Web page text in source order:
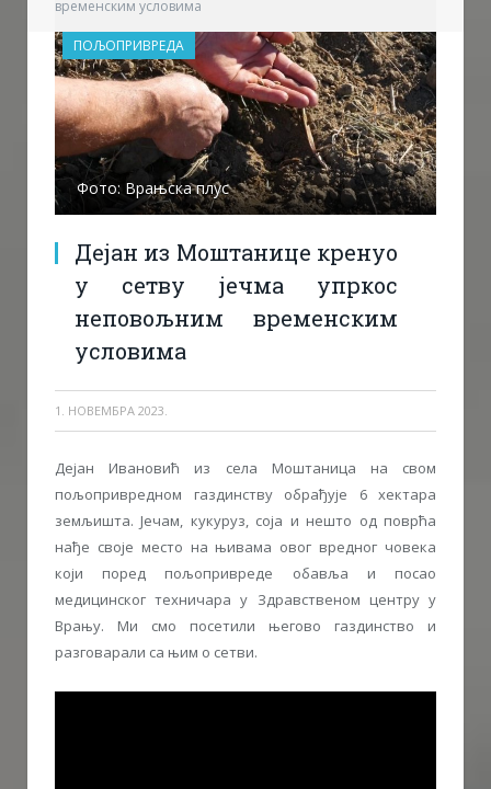
временским условима
Фото: Врањска плус
Дејан из Моштанице кренуо
у сетву јечма упркос
неповољним временским
условима
1. НОВЕМБРА 2023.
ПОЉОПРИВРЕДА
Дејан Ивановић из села Моштаница на свом
пољопривредном газдинству обрађује 6 хектара
земљишта. Јечам, кукуруз, соја и нешто од поврћа
нађе своје место на њивама овог вредног човека
који поред пољопривреде обавља и посао
медицинског техничара у Здравственом центру у
Врању. Ми смо посетили његово газдинство и
разговарали са њим о сетви.